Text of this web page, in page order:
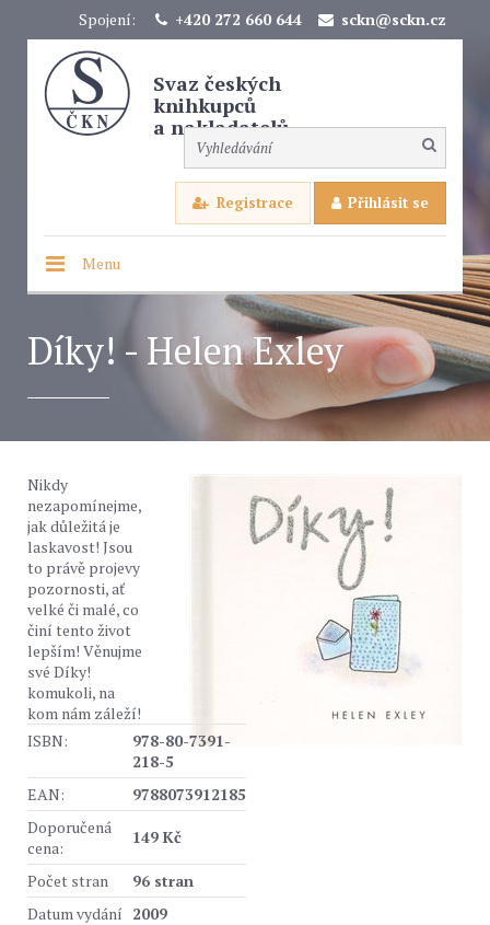
Spojení: +420 272 660 644 sckn@sckn.cz
Svaz českých
knihkupců
a nakladatelů
Registrace Přihlásit se
Menu
Díky! - Helen Exley
Nikdy
nezapomínejme,
jak důležitá je
laskavost! Jsou
to právě projevy
pozornosti, ať
velké či malé, co
činí tento život
lepším! Věnujme
své Díky!
komukoli, na
kom nám záleží!
ISBN:
978-80-7391-
218-5
EAN:
9788073912185
Doporučená
cena:
149 Kč
Počet stran
96 stran
Datum vydání 2009